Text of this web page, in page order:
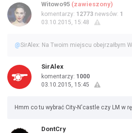
Witowo95 (zawieszony)
komentarzy: 12773 newsów: 1
03.10.2015, 15:48
@SirAlex: Na Twoim miejscu obejrzałbym
SirAlex
komentarzy: 1000
03.10.2015, 15:45
Hmm co tu wybrać City-N'castle czy LM w
DontCry